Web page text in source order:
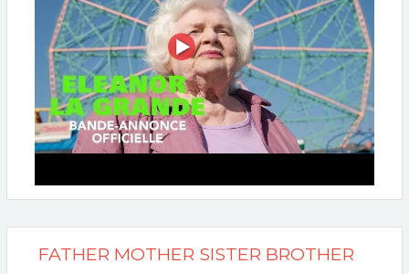
FATHER MOTHER SISTER BROTHER